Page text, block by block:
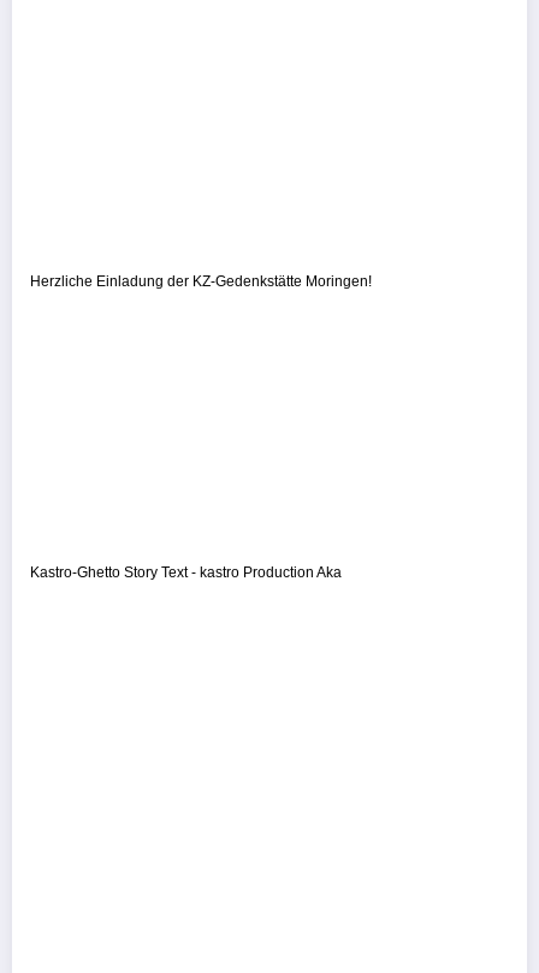
Herzliche Einladung der KZ-Gedenkstätte Moringen!
Kastro-Ghetto Story Text - kastro Production Aka